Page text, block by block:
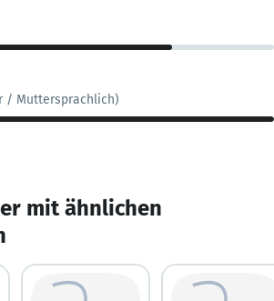
/ Muttersprachlich)
mit ähnlichen